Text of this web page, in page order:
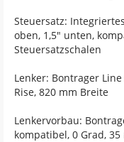
Steuersatz:
oben, 1,5" unten,
Steuersatzschalen
Lenker: Bontrager Line
Rise, 820 mm Breite
Lenkervorbau:
kompatibel, 0 Grad, 35